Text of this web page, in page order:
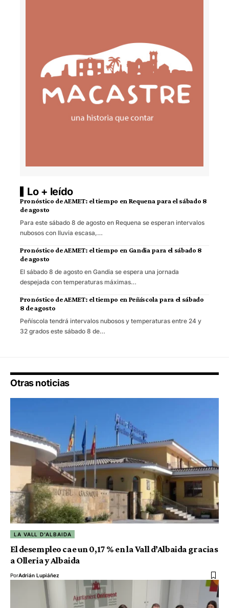
Lo + leído
Pronóstico de AEMET: el tiempo en Requena para el sábado 8
de agosto
Para este sábado 8 de agosto en Requena se esperan intervalos
nubosos con lluvia escasa,…
Pronóstico de AEMET: el tiempo en Gandia para el sábado 8
de agosto
El sábado 8 de agosto en Gandia se espera una jornada
despejada con temperaturas máximas…
Pronóstico de AEMET: el tiempo en Peñíscola para el sábado
8 de agosto
Peñíscola tendrá intervalos nubosos y temperaturas entre 24 y
32 grados este sábado 8 de…
Otras noticias
LA VALL D'ALBAIDA
El desempleo cae un 0,17 % en la Vall d’Albaida gracias
a Olleria y Albaida
PorAdrián Lupiáñez